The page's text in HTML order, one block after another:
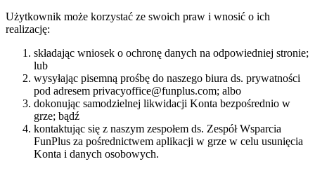
Użytkownik może korzystać ze swoich praw i wnosić o ich
realizację:
składając wniosek o ochronę danych na odpowiedniej stronie;
lub
wysyłając pisemną prośbę do naszego biura ds. prywatności
pod adresem privacyoffice@funplus.com; albo
dokonując samodzielnej likwidacji Konta bezpośrednio w
grze; bądź
kontaktując się z naszym zespołem ds. Zespół Wsparcia
FunPlus za pośrednictwem aplikacji w grze w celu usunięcia
Konta i danych osobowych.